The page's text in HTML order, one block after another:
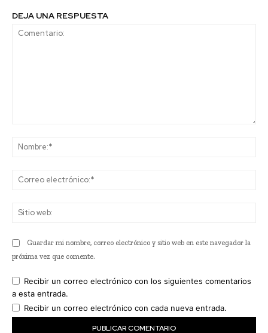
DEJA UNA RESPUESTA
Guardar mi nombre, correo electrónico y sitio web en este navegador la
próxima vez que comente.
Recibir un correo electrónico con los siguientes comentarios
a esta entrada.
Recibir un correo electrónico con cada nueva entrada.